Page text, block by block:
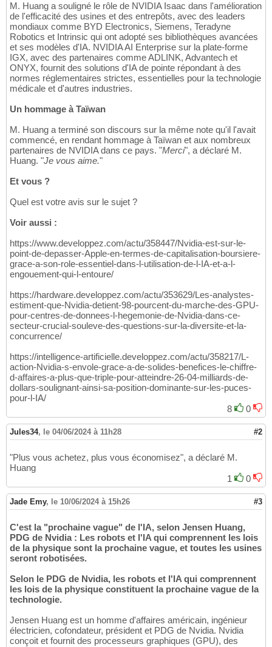
M. Huang a souligné le rôle de NVIDIA Isaac dans l'amélioration
de l'efficacité des usines et des entrepôts, avec des leaders
mondiaux comme BYD Electronics, Siemens, Teradyne
Robotics et Intrinsic qui ont adopté ses bibliothèques avancées
et ses modèles d'IA. NVIDIA AI Enterprise sur la plate-forme
IGX, avec des partenaires comme ADLINK, Advantech et
ONYX, fournit des solutions d'IA de pointe répondant à des
normes réglementaires strictes, essentielles pour la technologie
médicale et d'autres industries.
Un hommage à Taïwan
M. Huang a terminé son discours sur la même note qu'il l'avait
commencé, en rendant hommage à Taïwan et aux nombreux
partenaires de NVIDIA dans ce pays. "Merci", a déclaré M.
Huang. "Je vous aime."
Et vous ?
Quel est votre avis sur le sujet ?
Voir aussi :
https://www.developpez.com/actu/358447/Nvidia-est-sur-le-
point-de-depasser-Apple-en-termes-de-capitalisation-boursiere-
grace-a-son-role-essentiel-dans-l-utilisation-de-l-IA-et-a-l-
engouement-qui-l-entoure/
https://hardware.developpez.com/actu/353629/Les-analystes-
estiment-que-Nvidia-detient-98-pourcent-du-marche-des-GPU-
pour-centres-de-donnees-l-hegemonie-de-Nvidia-dans-ce-
secteur-crucial-souleve-des-questions-sur-la-diversite-et-la-
concurrence/
https://intelligence-artificielle.developpez.com/actu/358217/L-
action-Nvidia-s-envole-grace-a-de-solides-benefices-le-chiffre-
d-affaires-a-plus-que-triple-pour-atteindre-26-04-milliards-de-
dollars-soulignant-ainsi-sa-position-dominante-sur-les-puces-
pour-l-IA/
8
0
Jules34, le 04/06/2024 à 11h28 #2
"Plus vous achetez, plus vous économisez", a déclaré M.
Huang
1
0
Jade Emy, le 10/06/2024 à 15h26 #3
C'est la "prochaine vague" de l'IA, selon Jensen Huang,
PDG de Nvidia : Les robots et l'IA qui comprennent les lois
de la physique sont la prochaine vague, et toutes les usines
seront robotisées.
Selon le PDG de Nvidia, les robots et l'IA qui comprennent
les lois de la physique constituent la prochaine vague de la
technologie.
Jensen Huang est un homme d'affaires américain, ingénieur
électricien, cofondateur, président et PDG de Nvidia. Nvidia
conçoit et fournit des processeurs graphiques (GPU), des